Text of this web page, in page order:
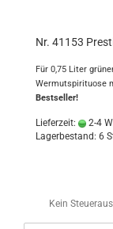
Nr. 41153
Für 0,75 Liter
Wermutspirituose
Bestseller!
Lieferzeit:
2-4
Lagerbestand: 6
Kein